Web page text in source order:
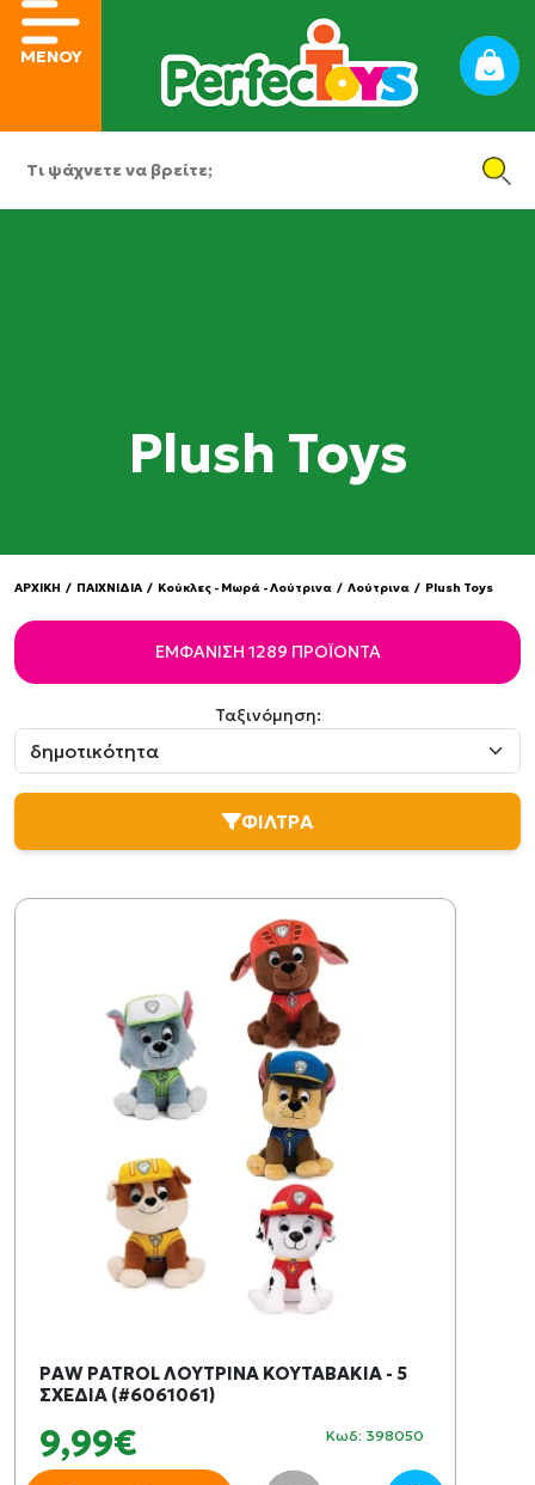
ΜΕΝΟΥ
Plush Toys
ΑΡΧΙΚΗ / ΠΑΙΧΝΙΔΙΑ / Κούκλες - Μωρά - Λούτρινα / Λούτρινα / Plush Toys
ΕΜΦΆΝΙΣΗ 1289 ΠΡΟΪΌΝΤΑ
Ταξινόμηση:
ΦΙΛΤΡΑ
PAW PATROL ΛΟΥΤΡΙΝΑ ΚΟΥΤΑΒΑΚΙΑ - 5
ΣΧΕΔΙΑ (#6061061)
9,99€ Κωδ: 398050